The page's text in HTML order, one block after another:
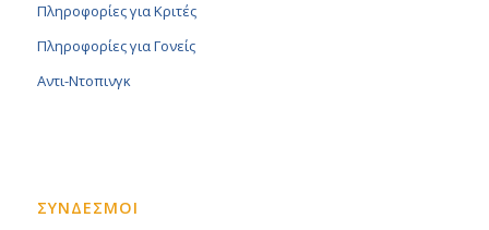
Πληροφορίες για Κριτές
Πληροφορίες για Γονείς
Αντι-Ντοπινγκ
ΣΥΝΔΕΣΜΟΙ